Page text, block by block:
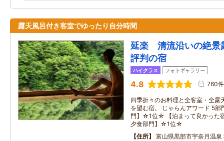
露天風呂付き客室でゆったり自分時間
延楽 清流沿いの絶景
評判の宿
ハイクラス フォトギャラリー
4.8 760件
四季折々のお料理と全客室・全露
を望む宿。 じゃらんアワード 5
門】☆1位☆ 【泊まって良かった
夕食部門】☆1位☆
住所
富山県黒部市宇奈月温